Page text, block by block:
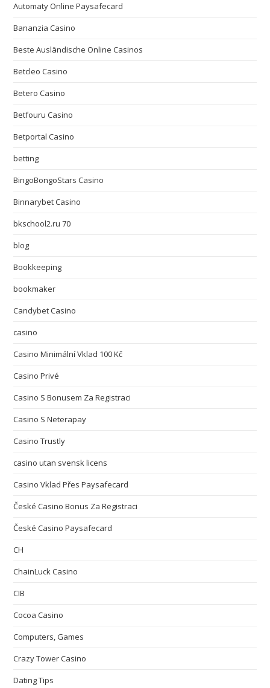
Automaty Online Paysafecard
Bananzia Casino
Beste Ausländische Online Casinos
Betcleo Casino
Betero Casino
Betfouru Casino
Betportal Casino
betting
BingoBongoStars Casino
Binnarybet Casino
bkschool2.ru 70
blog
Bookkeeping
bookmaker
Candybet Casino
casino
Casino Minimální Vklad 100 Kč
Casino Privé
Casino S Bonusem Za Registraci
Casino S Neterapay
Casino Trustly
casino utan svensk licens
Casino Vklad Přes Paysafecard
České Casino Bonus Za Registraci
České Casino Paysafecard
CH
ChainLuck Casino
CIB
Cocoa Casino
Computers, Games
Crazy Tower Сasino
Dating Tips